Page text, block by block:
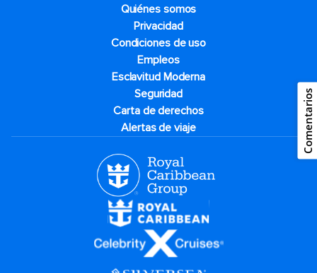
Quiénes somos
Privacidad
Condiciones de uso
Empleos
Esclavitud Moderna
Seguridad
Carta de derechos
Alertas de viaje
Comentarios